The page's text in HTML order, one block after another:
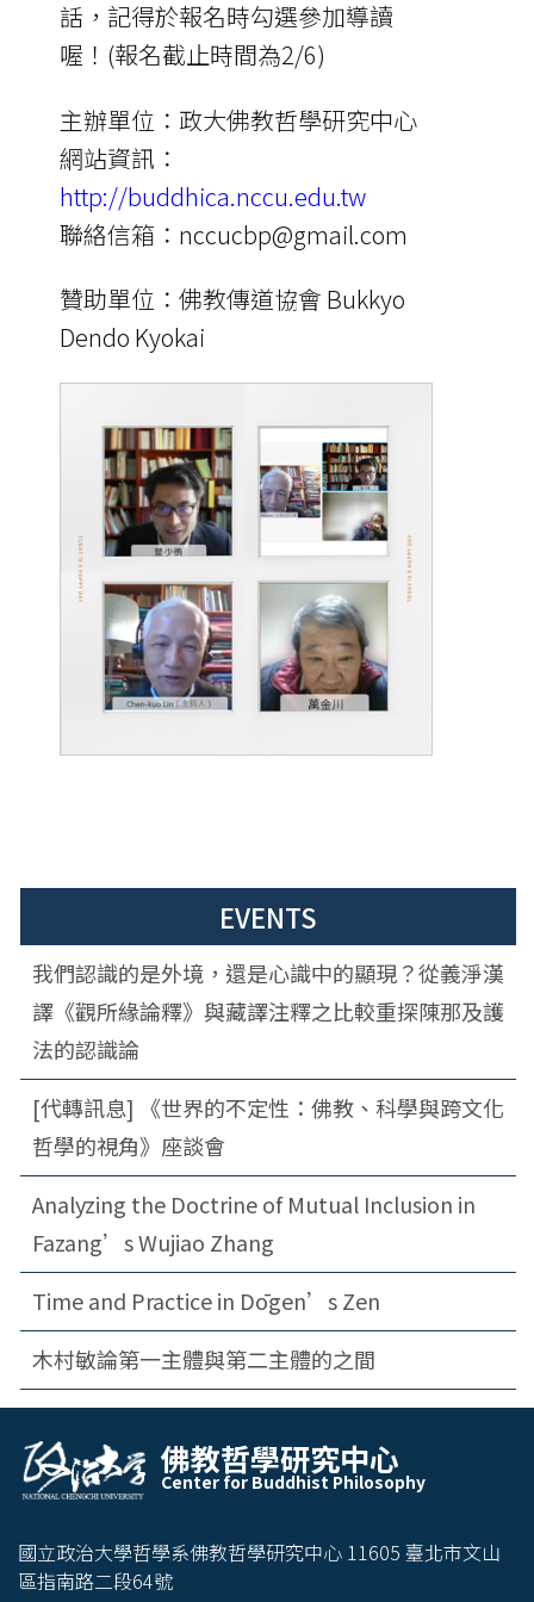
話，記得於報名時勾選參加導讀
喔！(報名截止時間為2/6)
主辦單位：政大佛教哲學研究中心
網站資訊：
http://buddhica.nccu.edu.tw
聯絡信箱：nccucbp@gmail.com
贊助單位：佛教傳道協會 Bukkyo
Dendo Kyokai
EVENTS
我們認識的是外境，還是心識中的顯現？從義淨漢
譯《觀所緣論釋》與藏譯注釋之比較重探陳那及護
法的認識論
[代轉訊息] 《世界的不定性：佛教、科學與跨文化
哲學的視角》座談會
Analyzing the Doctrine of Mutual Inclusion in
Fazang’s Wujiao Zhang
Time and Practice in Dōgen’s Zen
木村敏論第一主體與第二主體的之間
Center
for
Buddhis
佛教哲學研究中心
Center for Buddhist Philosophy
國立政治大學哲學系佛教哲學研究中心 11605 臺北市文山
區指南路二段64號